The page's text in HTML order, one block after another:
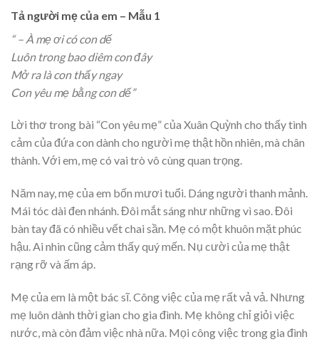
Tả người mẹ của em – Mẫu 1
“– À mẹ ơi có con dế
Luôn trong bao diêm con đây
Mở ra là con thấy ngay
Con yêu mẹ bằng con dế”
Lời thơ trong bài “Con yêu mẹ” của Xuân Quỳnh cho thấy tình
cảm của đứa con dành cho người mẹ thật hồn nhiên, mà chân
thành. Với em, mẹ có vai trò vô cùng quan trọng.
Năm nay, mẹ của em bốn mươi tuổi. Dáng người thanh mảnh.
Mái tóc dài đen nhánh. Đôi mắt sáng như những vì sao. Đôi
bàn tay đã có nhiều vết chai sần. Mẹ có một khuôn mặt phúc
hậu. Ai nhìn cũng cảm thấy quý mến. Nụ cười của mẹ thật
rạng rỡ và ấm áp.
Mẹ của em là một bác sĩ. Công việc của mẹ rất vả vả. Nhưng
mẹ luôn dành thời gian cho gia đình. Mẹ không chỉ giỏi việc
nước, mà còn đảm việc nhà nữa. Mọi công việc trong gia đình